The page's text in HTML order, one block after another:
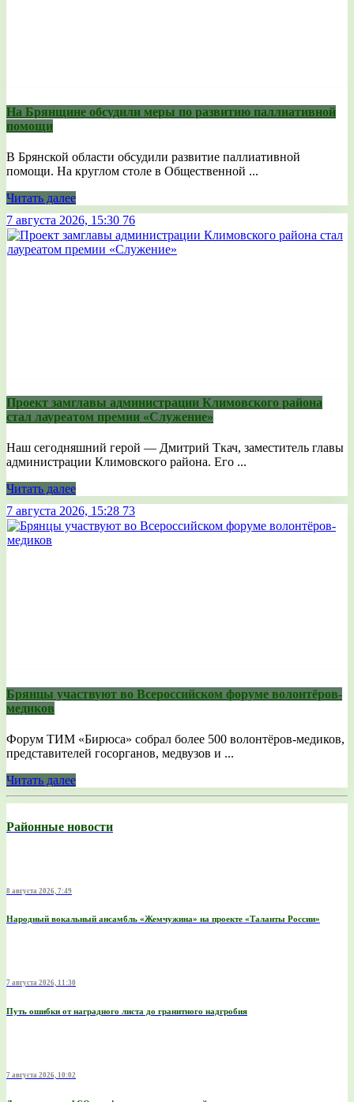
На Брянщине обсудили меры по развитию паллиативной
помощи
В Брянской области обсудили развитие паллиативной
помощи. На круглом столе в Общественной ...
Читать далее
7 августа 2026, 15:30 76
Проект замглавы администрации Климовского района
стал лауреатом премии «Служение»
Наш сегодняшний герой — Дмитрий Ткач, заместитель главы
администрации Климовского района. Его ...
Читать далее
7 августа 2026, 15:28 73
Брянцы участвуют во Всероссийском форуме волонтёров-
медиков
Форум ТИМ «Бирюса» собрал более 500 волонтёров-медиков,
представителей госорганов, медвузов и ...
Читать далее
Районные новости
8 августа 2026, 7:49
Народный вокальный ансамбль «Жемчужина» на проекте «Таланты России»
7 августа 2026, 11:30
Путь ошибки от наградного листа до гранитного надгробия
7 августа 2026, 10:02